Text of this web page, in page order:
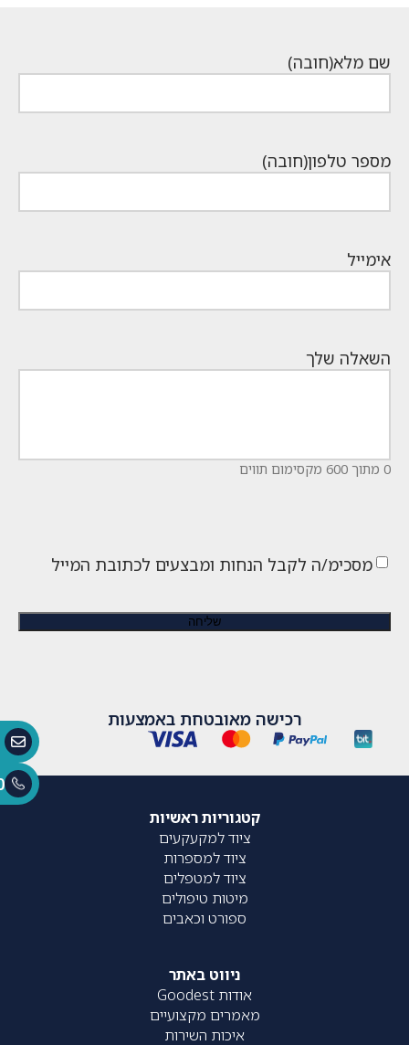
שם מלא(חובה)
מספר טלפון(חובה)
אימייל
השאלה שלך
0 מתוך 600 מקסימום תווים
מסכימ/ה לקבל הנחות ומבצעים לכתובת המייל
רכישה מאובטחת באמצעות
קטגוריות ראשיות
ציוד למקעקעים
ציוד למספרות
ציוד למטפלים
מיטות טיפולים
ספורט וכאבים
ניווט באתר
אודות Goodest
מאמרים מקצועיים
איכות השירות